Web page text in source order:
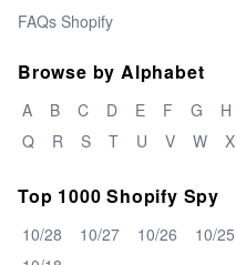
FAQs Shopify
Browse by Alphabet
A B C D E F G H
Q
R S T U V W X
Top 1000 Shopify Spy
10/28 10/27 10/26 10/25